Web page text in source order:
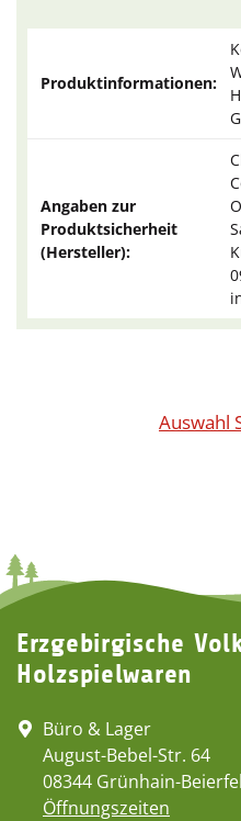
Produktinformationen:
Angaben zur
Produktsicherheit
(Hersteller):
Auswahl
Erzgebirgische
Holzspielwaren
Büro & Lager
August-Bebel-Str. 64
08344 Grünhain-
Öffnungszeiten